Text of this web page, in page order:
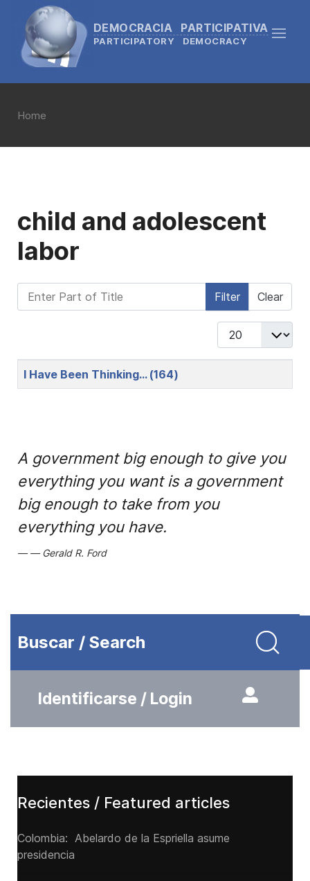
DEMOCRACIA PARTICIPATIVA
PARTICIPATORY DEMOCRACY
Home
child and adolescent
labor
Enter Part of Title Filter Clear
Display #
Title
I Have Been Thinking… (164)
A government big enough to give you
everything you want is a government
big enough to take from you
everything you have.
Gerald R. Ford
Buscar / Search
Identificarse / Login
Recientes / Featured articles
Colombia: Abelardo de la Espriella asume
presidencia